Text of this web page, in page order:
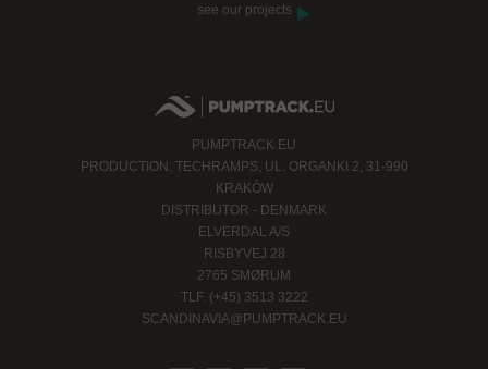
see our projects
PUMPTRACK.EU
PRODUCTION: TECHRAMPS, UL. ORGANKI 2, 31-990
KRAKÓW
DISTRIBUTOR - DENMARK
ELVERDAL A/S
RISBYVEJ 28
2765 SMØRUM
TLF. (+45) 3513 3222
SCANDINAVIA@PUMPTRACK.EU